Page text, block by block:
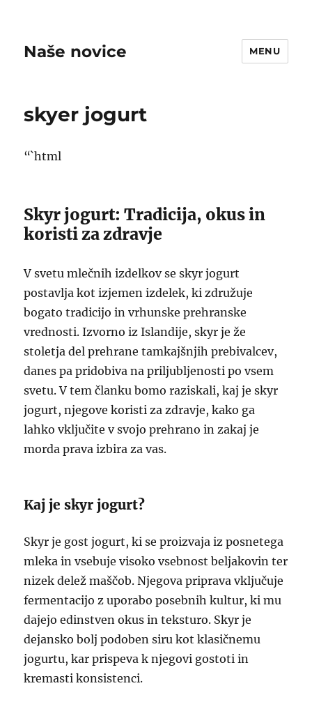
Naše novice MENU
skyer jogurt
“`html
Skyr jogurt: Tradicija, okus in
koristi za zdravje
V svetu mlečnih izdelkov se skyr jogurt
postavlja kot izjemen izdelek, ki združuje
bogato tradicijo in vrhunske prehranske
vrednosti. Izvorno iz Islandije, skyr je že
stoletja del prehrane tamkajšnjih prebivalcev,
danes pa pridobiva na priljubljenosti po vsem
svetu. V tem članku bomo raziskali, kaj je skyr
jogurt, njegove koristi za zdravje, kako ga
lahko vključite v svojo prehrano in zakaj je
morda prava izbira za vas.
Kaj je skyr jogurt?
Skyr je gost jogurt, ki se proizvaja iz posnetega
mleka in vsebuje visoko vsebnost beljakovin ter
nizek delež maščob. Njegova priprava vključuje
fermentacijo z uporabo posebnih kultur, ki mu
dajejo edinstven okus in teksturo. Skyr je
dejansko bolj podoben siru kot klasičnemu
jogurtu, kar prispeva k njegovi gostoti in
kremasti konsistenci.